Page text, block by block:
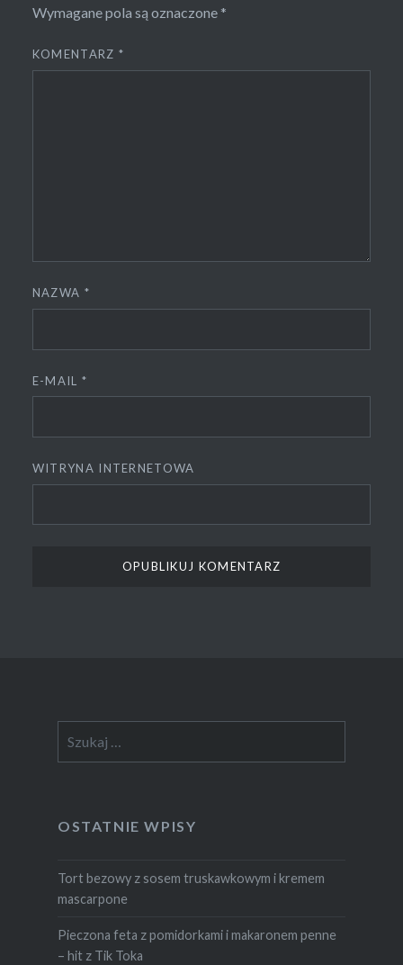
Wymagane pola są oznaczone *
KOMENTARZ *
NAZWA *
E-MAIL *
WITRYNA INTERNETOWA
OSTATNIE WPISY
Tort bezowy z sosem truskawkowym i kremem
mascarpone
Pieczona feta z pomidorkami i makaronem penne
– hit z Tik Toka